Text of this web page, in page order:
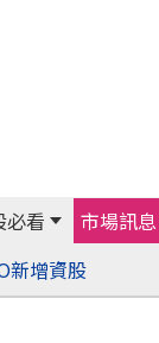
必看
市場訊息
新增資股